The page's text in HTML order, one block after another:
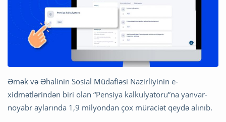
Əmək və Əhalinin Sosial Müdafiəsi Nazirliyinin e-
xidmətlərindən biri olan “Pensiya kalkulyatoru”na yanvar-
noyabr aylarında 1,9 milyondan çox müraciət qeydə alınıb.